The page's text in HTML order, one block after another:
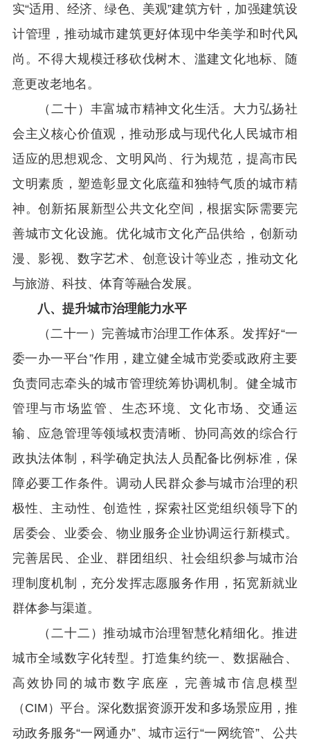
实“适用、经济、绿色、美观”建筑方针，加强建筑设
计管理，推动城市建筑更好体现中华美学和时代风
尚。不得大规模迁移砍伐树木、滥建文化地标、随
意更改老地名。
（二十）丰富城市精神文化生活。大力弘扬社
会主义核心价值观，推动形成与现代化人民城市相
适应的思想观念、文明风尚、行为规范，提高市民
文明素质，塑造彰显文化底蕴和独特气质的城市精
神。创新拓展新型公共文化空间，根据实际需要完
善城市文化设施。优化城市文化产品供给，创新动
漫、影视、数字艺术、创意设计等业态，推动文化
与旅游、科技、体育等融合发展。
八、提升城市治理能力水平
（二十一）完善城市治理工作体系。发挥好“一
委一办一平台”作用，建立健全城市党委或政府主要
负责同志牵头的城市管理统筹协调机制。健全城市
管理与市场监管、生态环境、文化市场、交通运
输、应急管理等领域权责清晰、协同高效的综合行
政执法体制，科学确定执法人员配备比例标准，保
障必要工作条件。调动人民群众参与城市治理的积
极性、主动性、创造性，探索社区党组织领导下的
居委会、业委会、物业服务企业协调运行新模式。
完善居民、企业、群团组织、社会组织参与城市治
理制度机制，充分发挥志愿服务作用，拓宽新就业
群体参与渠道。
（二十二）推动城市治理智慧化精细化。推进
城市全域数字化转型。打造集约统一、数据融合、
高效协同的城市数字底座，完善城市信息模型
（CIM）平台。深化数据资源开发和多场景应用，推
动政务服务“一网通办”、城市运行“一网统管”、公共